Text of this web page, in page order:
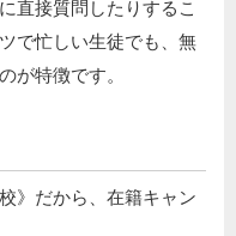
直接質問したりするこ
で忙しい生徒でも、無
が特徴です。
》だから、在籍キャン